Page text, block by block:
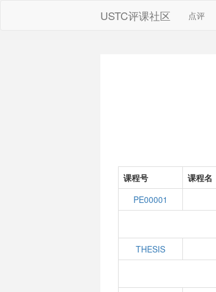
USTC评课社区 点评
课程号 课程名
PE00001
THESIS